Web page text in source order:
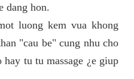
dang hon.
luong kem vua khong
"cau be" cung nhu cho
tu tu massage ¿e giup